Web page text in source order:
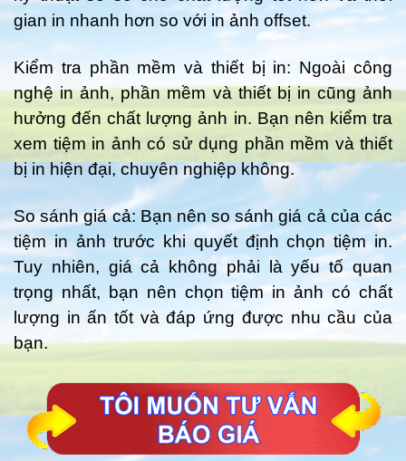
gian in nhanh hơn so với in ảnh offset.
Kiểm tra phần mềm và thiết bị in: Ngoài công
nghệ in ảnh, phần mềm và thiết bị in cũng ảnh
hưởng đến chất lượng ảnh in. Bạn nên kiểm tra
xem tiệm in ảnh có sử dụng phần mềm và thiết
bị in hiện đại, chuyên nghiệp không.
So sánh giá cả: Bạn nên so sánh giá cả của các
tiệm in ảnh trước khi quyết định chọn tiệm in.
Tuy nhiên, giá cả không phải là yếu tố quan
trọng nhất, bạn nên chọn tiệm in ảnh có chất
lượng in ấn tốt và đáp ứng được nhu cầu của
bạn.